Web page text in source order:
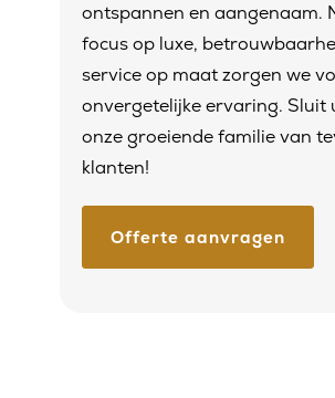
ontspannen en aangenaam.
focus op luxe,
service op maat zorgen we
onvergetelijke ervaring. Sluit
onze groeiende familie van
klanten!
Offerte aanvragen